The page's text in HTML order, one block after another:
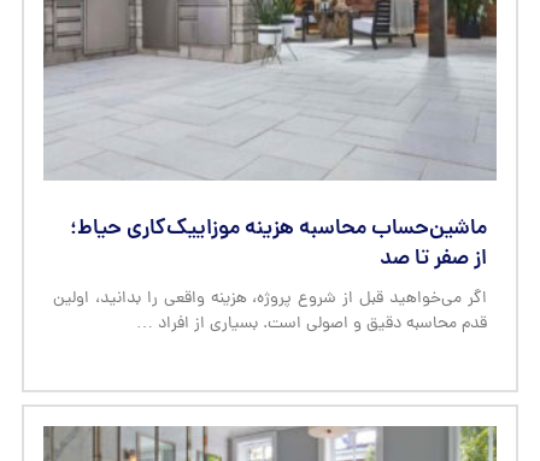
ماشین‌حساب محاسبه هزینه موزاییک‌کاری حیاط؛
از صفر تا صد
اگر می‌خواهید قبل از شروع پروژه، هزینه واقعی را بدانید، اولین
قدم محاسبه دقیق و اصولی است. بسیاری از افراد …